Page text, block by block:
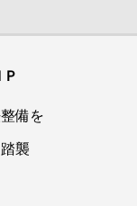
Ｐ
全12校の体育館
備を
襲